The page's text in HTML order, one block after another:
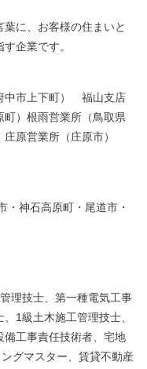
葉に、お客様の住まいと
企業です。
中市上下町） 福山支店
町）根雨営業所（鳥取県
庄原営業所（庄原市）
・神石高原町・尾道市・
理技士、第一種電気工事
1級土木施工管理技士、
工事責任技術者、宅地
グマスター、賃貸不動産